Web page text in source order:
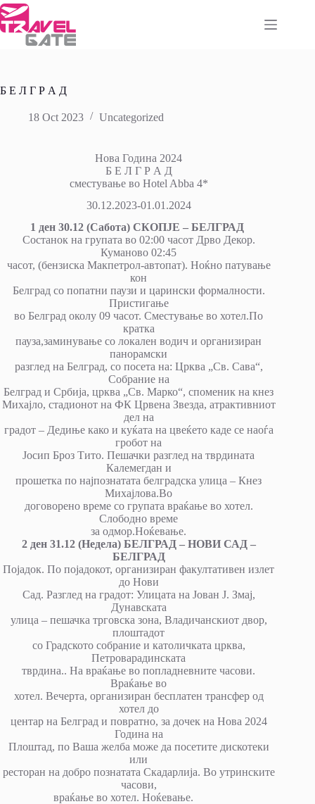
Skip
to
content
Б Е Л Г Р А Д
18 Oct 2023 Uncategorized
Нова Година 2024
Б Е Л Г Р А Д
сместување во Hotel Abba 4*
30.12.2023-01.01.2024
1 ден 30.12 (Сабота) СКОПЈЕ – БЕЛГРАД
Состанок на групата во 02:00 часот Дрво Декор.
Куманово 02:45
часот, (бензиска Макпетрол-автопат). Ноќно патување
кон
Белград со попатни паузи и царински формалности.
Пристигање
во Белград околу 09 часот. Сместување во хотел.По
кратка
пауза,заминување со локален водич и организиран
панорамски
разглед на Белград, со посета на: Црква „Св. Сава“,
Собрание на
Белград и Србија, црква „Св. Марко“, споменик на кнез
Михајло, стадионот на ФК Црвена Звезда, атрактивниот
дел на
градот – Дедиње како и куќата на цвеќето каде се наоѓа
гробот на
Јосип Броз Тито. Пешачки разглед на тврдината
Калемегдан и
прошетка по најпознатата белградска улица – Кнез
Михајлова.Во
договорено време со групата враќање во хотел.
Слободно време
за одмор.Ноќевање.
2 ден 31.12 (Недела) БЕЛГРАД – НОВИ САД –
БЕЛГРАД
Појадок. По појадокот, организиран факултативен излет
до Нови
Сад. Разглед на градот: Улицата на Јован Ј. Змај,
Дунавската
улица – пешачка трговска зона, Владичанскиот двор,
плоштадот
со Градското собрание и католичката црква,
Петроварадинската
тврдина.. На враќање во попладневните часови.
Враќање во
хотел. Вечерта, организиран бесплатен трансфер од
хотел до
центар на Белград и повратно, за дочек на Нова 2024
Година на
Плоштад, по Ваша желба може да посетите дискотеки
или
ресторан на добро познатата Скадарлија. Во утринските
часови,
враќање во хотел. Ноќевање.